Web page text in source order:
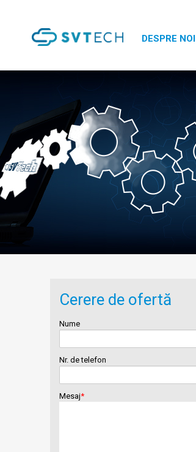
DESPRE NOI
Cerere de ofertă
Nume
Nr. de telefon
Mesaj*